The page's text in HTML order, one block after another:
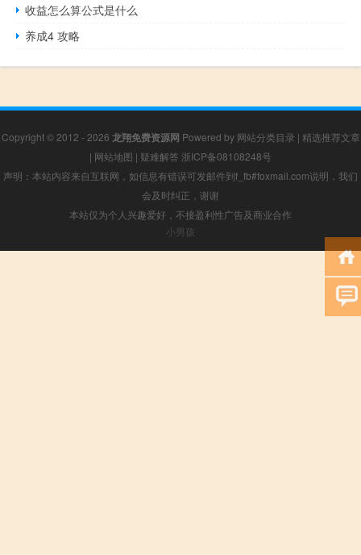
收益怎么算公式是什么
养成4 攻略
Copyright © 2012 - 2026 龙翔免费资源网 Powered by 网站分类目录 | 精选推荐文章
| 网站地图 | 疑难解答 浙ICP备08108248号
声明：本站内容来自互联网，如信息有错误可发邮件到f_fb#foxmail.com说明，我们
会及时纠正，谢谢
本站仅为个人兴趣爱好，不接盈利性广告及商业合作
小男孩